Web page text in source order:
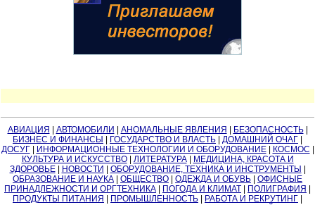
АВИАЦИЯ АВТОМОБИЛИ АНОМАЛЬНЫЕ ЯВЛЕНИЯ БЕЗОПАСНОСТЬ|
БИЗНЕС И ФИНАНСЫ
ГОСУДАРСТВО И ВЛАСТЬ ДОМАШНИЙ ОЧАГ
ДОСУГ| ИНФОРМАЦИОННЫЕ ТЕХНОЛОГИИ И ОБОРУДОВАНИЕ| КОСМОС
КУЛЬТУРА И ИСКУССТВО| ЛИТЕРАТУРА|
МЕДИЦИНА, КРАСОТА И
ЗДОРОВЬЕ| НОВОСТИ ОБОРУДОВАНИЕ, ТЕХНИКА И ИНСТРУМЕНТЫ
ОБРАЗОВАНИЕ И НАУКА
ОБЩЕСТВО ОДЕЖДА И ОБУВЬ
ОФИСНЫЕ
ПРИНАДЛЕЖНОСТИ И ОРГТЕХНИКА
ПОГОДА И КЛИМАТ ПОЛИГРАФИЯ
ПРОДУКТЫ ПИТАНИЯ
ПРОМЫШЛЕННОСТЬ РАБОТА И РЕКРУТИНГ